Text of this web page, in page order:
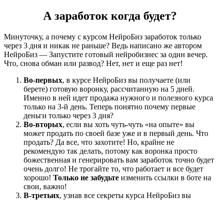
А заработок когда будет?
Минуточку, а почему с курсом НейроБиз заработок только
через 3 дня и никак не раньше? Ведь написано же автором
НейроБиз — Запустите готовый нейробизнес за один вечер.
Что, снова обман или развод? Нет, нет и еще раз нет!
Во-первых, в курсе НейроБиз вы получаете (или
берете) готовую воронку, рассчитанную на 5 дней.
Именно в ней идет продажа нужного и полезного курса
только на 3-й день. Теперь понятно почему первые
деньги только через 3 дня?
Во-вторых, если вы хоть чуть-чуть «на опыте» вы
может продать по своей базе уже и в первый день. Что
продать? Да все, что захотите! Но, крайне не
рекомендую так делать, потому как воронка просто
божественная и генерировать вам заработок точно будет
очень долго! Не трогайте то, что работает и все будет
хорошо! Только не забудьте изменить ссылки в боте на
свои, важно!
В-третьих, узнав все секреты курса НейроБиз вы